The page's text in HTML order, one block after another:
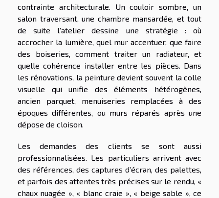
contrainte architecturale. Un couloir sombre, un
salon traversant, une chambre mansardée, et tout
de suite l’atelier dessine une stratégie : où
accrocher la lumière, quel mur accentuer, que faire
des boiseries, comment traiter un radiateur, et
quelle cohérence installer entre les pièces. Dans
les rénovations, la peinture devient souvent la colle
visuelle qui unifie des éléments hétérogènes,
ancien parquet, menuiseries remplacées à des
époques différentes, ou murs réparés après une
dépose de cloison.
Les demandes des clients se sont aussi
professionnalisées. Les particuliers arrivent avec
des références, des captures d’écran, des palettes,
et parfois des attentes très précises sur le rendu, «
chaux nuagée », « blanc craie », « beige sable », ce